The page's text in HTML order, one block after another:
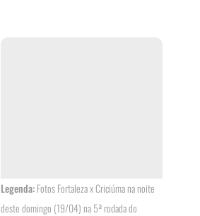
Legenda:Fotos Fortaleza x Criciúma na noite
deste domingo (19/04) na 5ª rodada do